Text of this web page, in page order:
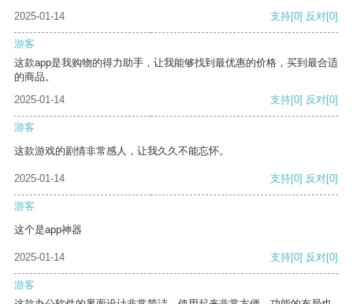
2025-01-14 支持[0] 反对[0]
游客
这款app是我购物的得力助手，让我能够找到最优惠的价格，买到最合适
的商品。
2025-01-14
支持[0] 反对[0]
游客
这款游戏的剧情非常感人，让我久久不能忘怀。
2025-01-14 支持[0] 反对[0]
游客
这个是app神器
2025-01-14 支持[0] 反对[0]
游客